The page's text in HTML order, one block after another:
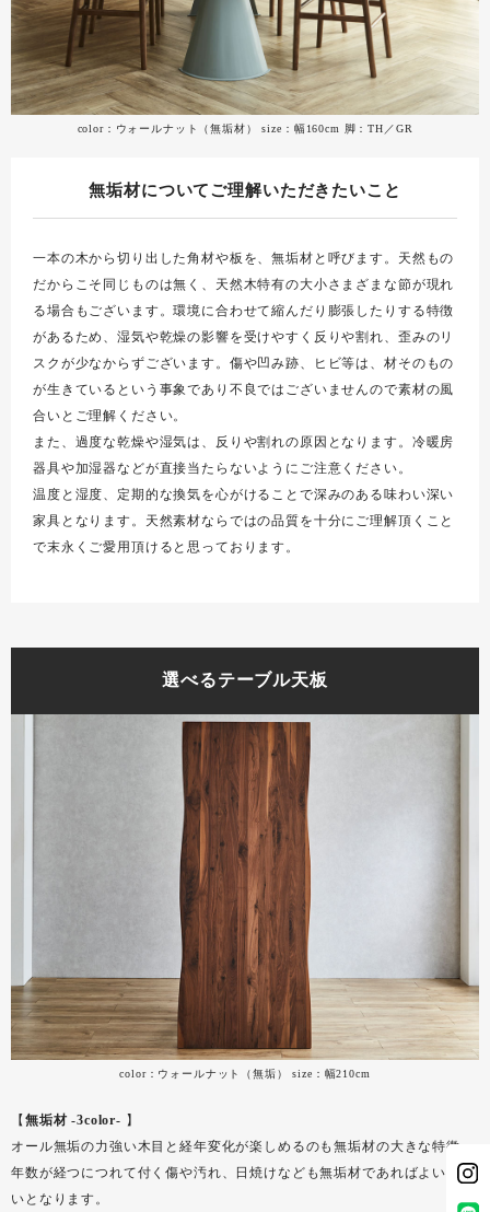
color：ウォールナット（無垢材） size：幅160cm 脚：TH／GR
無垢材についてご理解いただきたいこと
一本の木から切り出した角材や板を、無垢材と呼びます。天然もの
だからこそ同じものは無く、天然木特有の大小さまざまな節が現れ
る場合もございます。環境に合わせて縮んだり膨張したりする特徴
があるため、湿気や乾燥の影響を受けやすく反りや割れ、歪みのリ
スクが少なからずございます。傷や凹み跡、ヒビ等は、材そのもの
が生きているという事象であり不良ではございませんので素材の風
合いとご理解ください。
また、過度な乾燥や湿気は、反りや割れの原因となります。冷暖房
器具や加湿器などが直接当たらないようにご注意ください。
温度と湿度、定期的な換気を心がけることで深みのある味わい深い
家具となります。天然素材ならではの品質を十分にご理解頂くこと
で末永くご愛用頂けると思っております。
選べるテーブル天板
color：ウォールナット（無垢） size：幅210cm
【 無垢材 -3color- 】
オール無垢の力強い木目と経年変化が楽しめるのも無垢材の大きな特徴。
年数が経つにつれて付く傷や汚れ、日焼けなども無垢材であればよい風合
いとなります。